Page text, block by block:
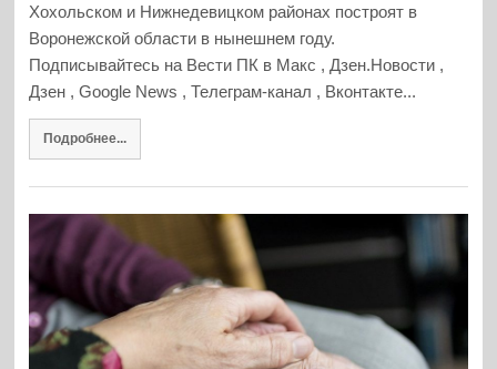
Хохольском и Нижнедевицком районах построят в
Воронежской области в нынешнем году.
Подписывайтесь на Вести ПК в Макс , Дзен.Новости ,
Дзен , Google News , Телеграм-канал , Вконтакте...
Подробнее...